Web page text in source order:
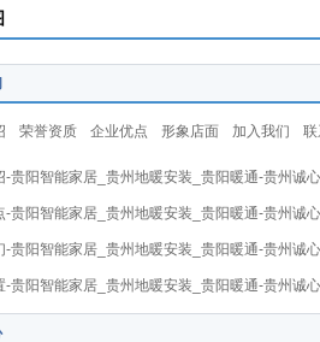
荣誉资质 企业优点 形象店面 加入我们 联
-贵阳智能家居_贵州地暖安装_贵阳暖通-贵州诚
-贵阳智能家居_贵州地暖安装_贵阳暖通-贵州诚
-贵阳智能家居_贵州地暖安装_贵阳暖通-贵州诚
-贵阳智能家居_贵州地暖安装_贵阳暖通-贵州诚